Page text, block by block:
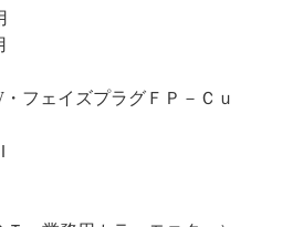
フェイズプラグＦＰ－Ｃｕ